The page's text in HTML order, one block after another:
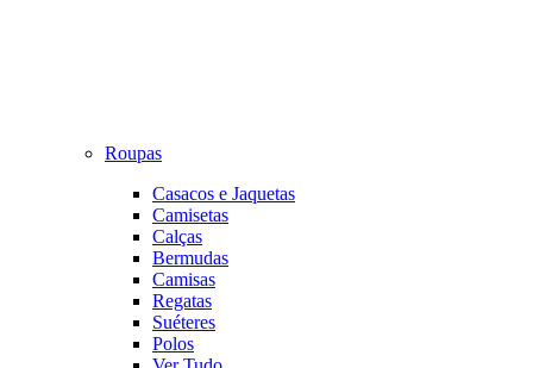
Roupas
Casacos e Jaquetas
Camisetas
Calças
Bermudas
Camisas
Regatas
Suéteres
Polos